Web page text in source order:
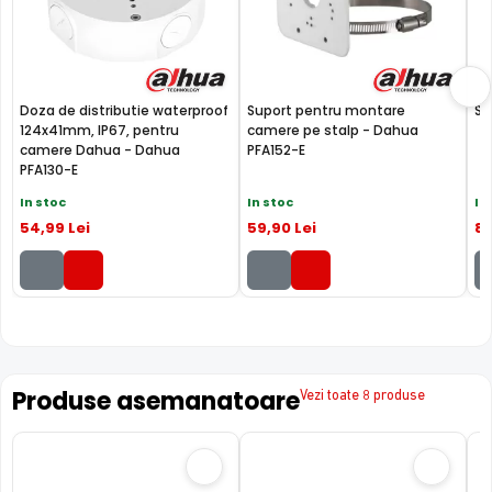
TEHNOLOGIA STARLIGHT
Camera DAHUA IPC-HFW5442T-ASE-0280B este dotata
cu un senzor de imagine de ultima generatie: SONY
scazuta cu ajutorul careia camera poate oferi imagini
Doza de distributie waterproof
124x41mm, IP67, pentru
camere Dahua - Dahua
PFA130-E
In stoc
54,99 Lei
Suport pentru montare
camere pe stalp - Dahua
PFA152-E
In stoc
59,90 Lei
In
89
Produse asemanatoareVezi toate 8 produse